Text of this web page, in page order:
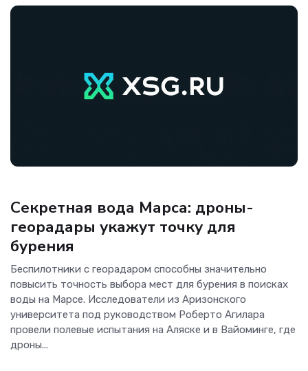
Секретная вода Марса: дроны-
георадары укажут точку для
бурения
Беспилотники с георадаром способны значительно
повысить точность выбора мест для бурения в поисках
воды на Марсе. Исследователи из Аризонского
университета под руководством Роберто Агилара
провели полевые испытания на Аляске и в Вайоминге, где
дроны...